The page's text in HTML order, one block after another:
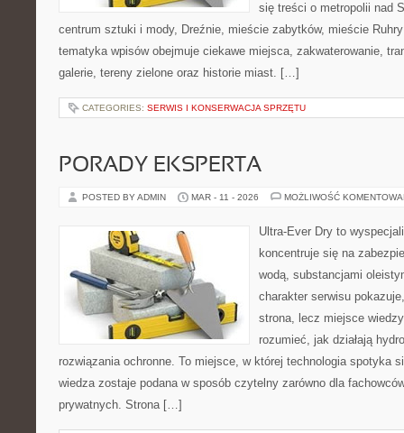
się treści o metropolii nad
centrum sztuki i mody, Dreźnie, mieście zabytków, mieście
tematyka wpisów obejmuje ciekawe miejsca, zakwaterowanie,
galerie, tereny zielone oraz historie miast. […]
CATEGORIES: SERWIS I KONSERWACJA SPRZĘTU
PORADY EKSPERTA
POSTED BY ADMIN MAR - 11 - 2026 MOŻLIWOŚĆ
Ultra-Ever Dry to
koncentruje się na
wodą, substancjami
charakter serwisu
strona, lecz miejsce
rozumieć, jak działają
rozwiązania ochronne. To miejsce, w której technologia spotyka
wiedza zostaje podana w sposób czytelny zarówno dla
prywatnych. Strona […]